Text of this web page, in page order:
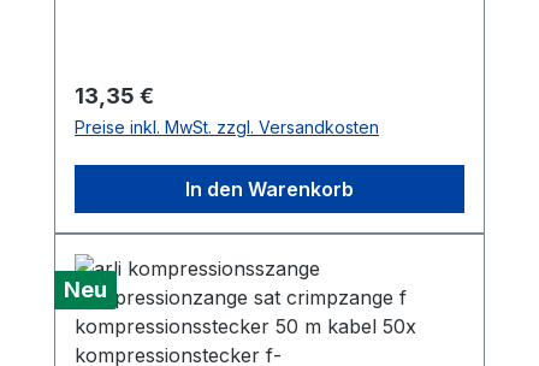
Regulärer Preis:
13,35 €
Preise inkl. MwSt. zzgl. Versandkosten
In den Warenkorb
Neu